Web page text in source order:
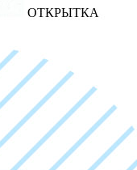
ОТКРЫТКА